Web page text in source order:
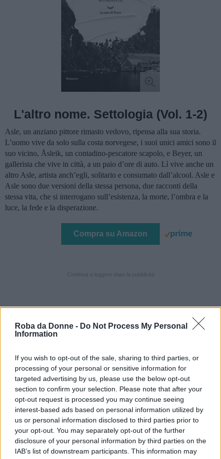
Roba da Donne - Do Not Process My Personal
Information
If you wish to opt-out of the sale, sharing to third parties, or
processing of your personal or sensitive information for
targeted advertising by us, please use the below opt-out
section to confirm your selection. Please note that after your
opt-out request is processed you may continue seeing
interest-based ads based on personal information utilized by
us or personal information disclosed to third parties prior to
your opt-out. You may separately opt-out of the further
disclosure of your personal information by third parties on the
IAB’s list of downstream participants. This information may
L'altro nome. Settologia (Vol. 1-2)
Asle, un anziano pittore rimasto vedovo, ripensa alla sua storia.
L’uomo vive da solo sulla costa norvegese, i suoi unici amici sono il
suo vicino, Åsleik, un contadino-pescatore scapolo, e Beyer, un
gallerista che vive in città, a un paio d’ore di auto. Lì vive anche un
altro Asle, artista anch’egli, solitario e consumato dall’alcool. Asle e
Asle sono due versioni della stessa persona, due racconti della
stessa vita, che si interrogano sull’esistenza, la morte, l’ombra e la
luce, la fede e la disperazione.
Compra su Amazon
2.Io è un altro. Settologia (vol.3-5)